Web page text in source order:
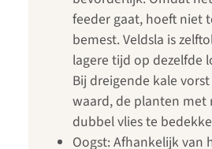
feeder gaat, hoeft niet
bemest. Veldsla is
lagere tijd op dezelfde
Bij dreigende kale
waard, de planten met
dubbel vlies te
Oogst: Afhankelijk